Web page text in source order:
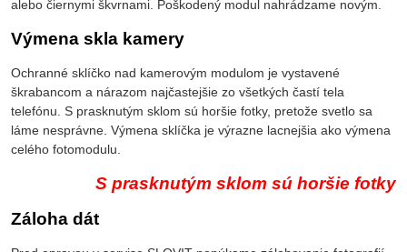
alebo čiernymi škvrnami. Poškodený modul nahrádzame novým.
Výmena skla kamery
Ochranné sklíčko nad kamerovým modulom je vystavené
škrabancom a nárazom najčastejšie zo všetkých častí tela
telefónu. S prasknutým sklom sú horšie fotky, pretože svetlo sa
láme nesprávne. Výmena sklíčka je výrazne lacnejšia ako výmena
celého fotomodulu.
S prasknutým sklom sú horšie fotky
Záloha dát